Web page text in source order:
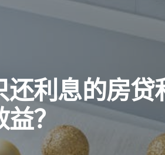
还利息的房贷
益？